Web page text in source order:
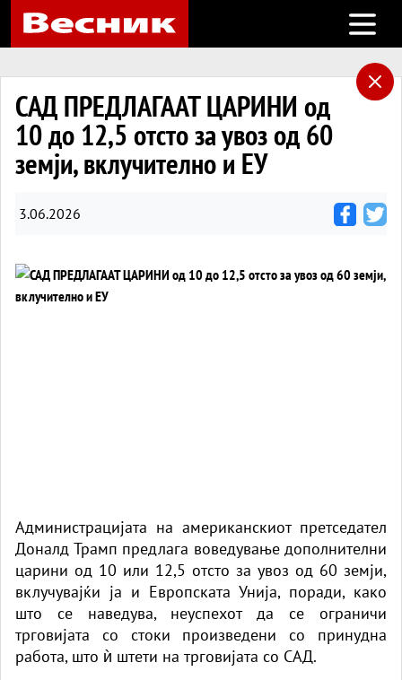
Open
САД ПРЕДЛАГААТ ЦАРИНИ од
10 до 12,5 отсто за увоз од 60
земји, вклучително и ЕУ
3.06.2026
Администрацијата на американскиот претседател
Доналд Трамп предлага воведување дополнителни
царини од 10 или 12,5 отсто за увоз од 60 земји,
вклучувајќи ја и Европската Унија, поради, како
што се наведува, неуспехот да се ограничи
трговијата со стоки произведени со принудна
работа, што ѝ штети на трговијата со САД.